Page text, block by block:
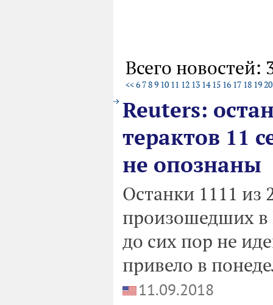
Всего новостей:
<<6 789 10 11 12 13 14 15 16 17 18 1920
Reuters:
терактов 11
не опознаны
Останки 1111 из
произошедших в
до сих пор не
привело в
11.09.2018